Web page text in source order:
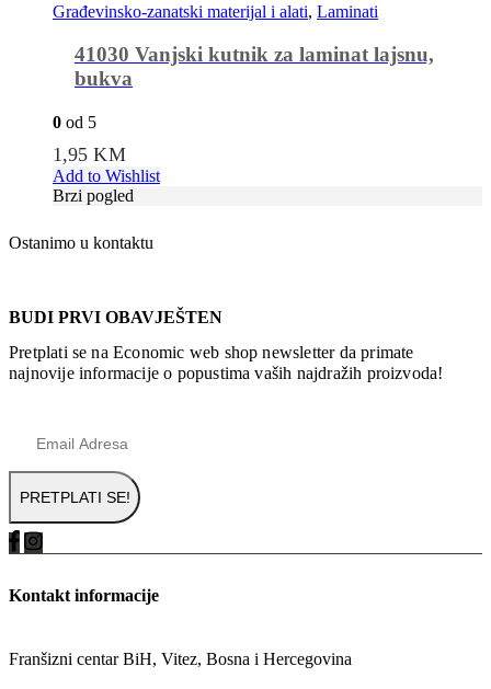
Građevinsko-zanatski materijal i alati, Laminati
41030 Vanjski kutnik za laminat lajsnu,
bukva
0 od 5
1,95KM
Add to Wishlist
Brzi pogled
Ostanimo u kontaktu
BUDI PRVI OBAVJEŠTEN
Pretplati se na Economic web shop newsletter da primate
najnovije informacije o popustima vaših najdražih proizvoda!
Kontakt informacije
Franšizni centar BiH, Vitez, Bosna i Hercegovina